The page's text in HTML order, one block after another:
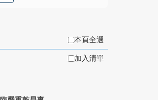
本頁全選
加入清單